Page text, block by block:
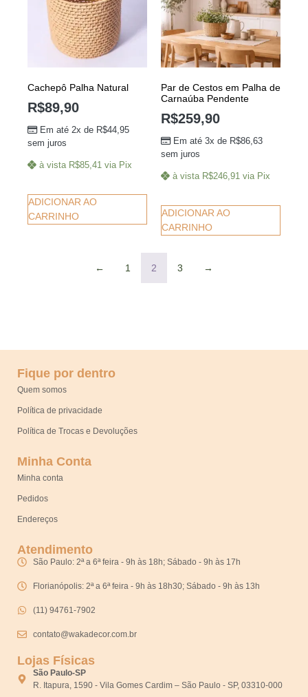
Cachepô Palha Natural
R$89,90
Em até 2x de R$44,95
sem juros
à vista R$85,41 via Pix
ADICIONAR AO
CARRINHO
Par de Cestos em Palha de
Carnaúba Pendente
R$259,90
Em até 3x de R$86,63
sem juros
à vista R$246,91 via Pix
ADICIONAR AO
CARRINHO
← 1 2 3 →
Fique por dentro
Quem somos
Política de privacidade
Política de Trocas e Devoluções
Minha Conta
Minha conta
Pedidos
Endereços
Atendimento
São Paulo: 2ª a 6ª feira - 9h às 18h; Sábado - 9h às 17h
Florianópolis: 2ª a 6ª feira - 9h às 18h30; Sábado - 9h às 13h
(11) 94761-7902
contato@wakadecor.com.br
Lojas Físicas
São Paulo-SP
R. Itapura, 1590 - Vila Gomes Cardim – São Paulo - SP, 03310-000